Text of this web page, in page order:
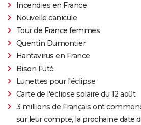
Incendies en France
Nouvelle canicule
Tour de France femmes
Quentin Dumontier
Hantavirus en France
Bison Futé
Lunettes pour l'éclipse
Carte de l'éclipse solaire du 12 août
3 millions de Français ont
sur leur compte, la prochaine date